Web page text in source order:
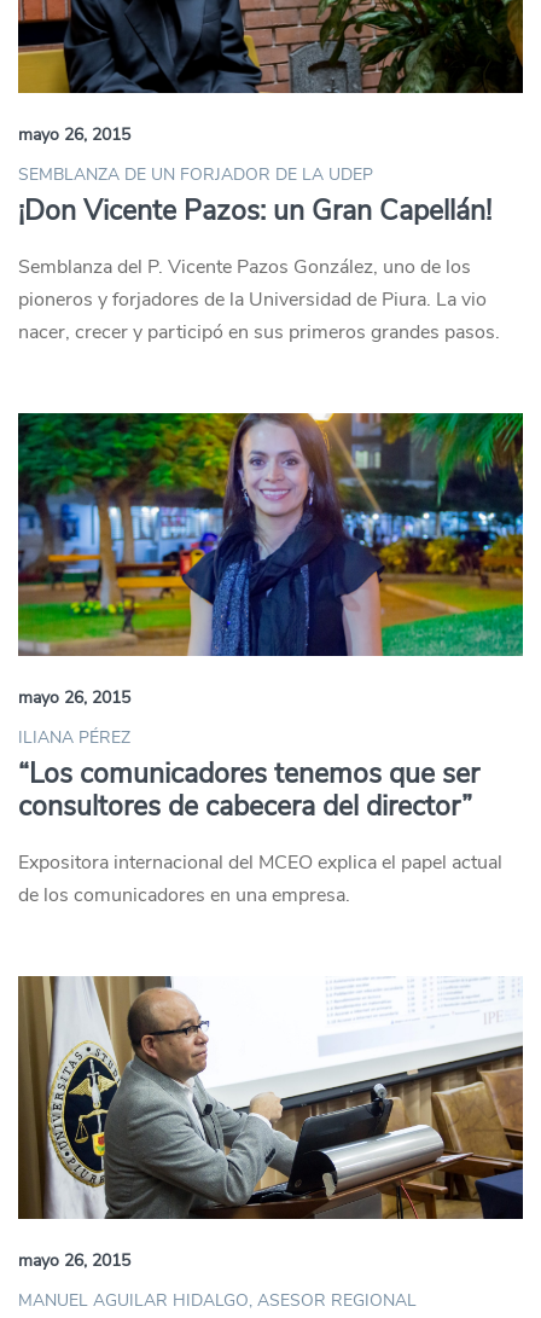
mayo 26, 2015
SEMBLANZA DE UN FORJADOR DE LA UDEP
¡Don Vicente Pazos: un Gran Capellán!
Semblanza del P. Vicente Pazos González, uno de los
pioneros y forjadores de la Universidad de Piura. La vio
nacer, crecer y participó en sus primeros grandes pasos.
mayo 26, 2015
ILIANA PÉREZ
“Los comunicadores tenemos que ser
consultores de cabecera del director”
Expositora internacional del MCEO explica el papel actual
de los comunicadores en una empresa.
mayo 26, 2015
MANUEL AGUILAR HIDALGO, ASESOR REGIONAL